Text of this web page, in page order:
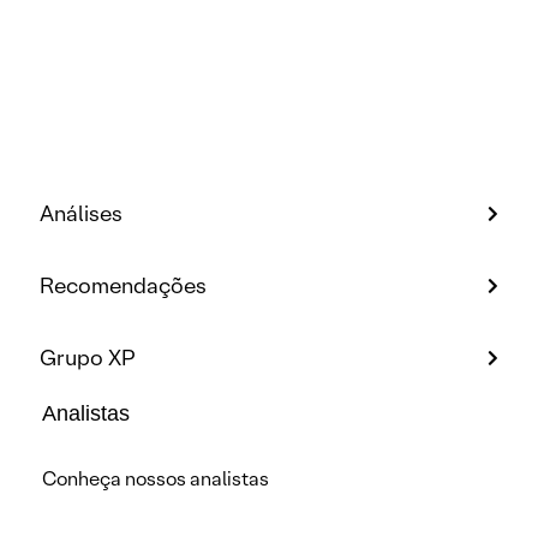
Análises
Recomendações
Grupo XP
Analistas
Conheça nossos analistas